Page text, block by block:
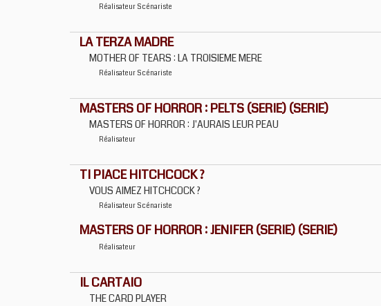
Réalisateur Scénariste
LA TERZA MADRE
MOTHER OF TEARS : LA TROISIEME MERE
Réalisateur Scénariste
MASTERS OF HORROR : PELTS (SERIE) (SERIE)
MASTERS OF HORROR : J'AURAIS LEUR PEAU
Réalisateur
TI PIACE HITCHCOCK ?
VOUS AIMEZ HITCHCOCK ?
Réalisateur Scénariste
MASTERS OF HORROR : JENIFER (SERIE) (SERIE)
Réalisateur
IL CARTAIO
THE CARD PLAYER